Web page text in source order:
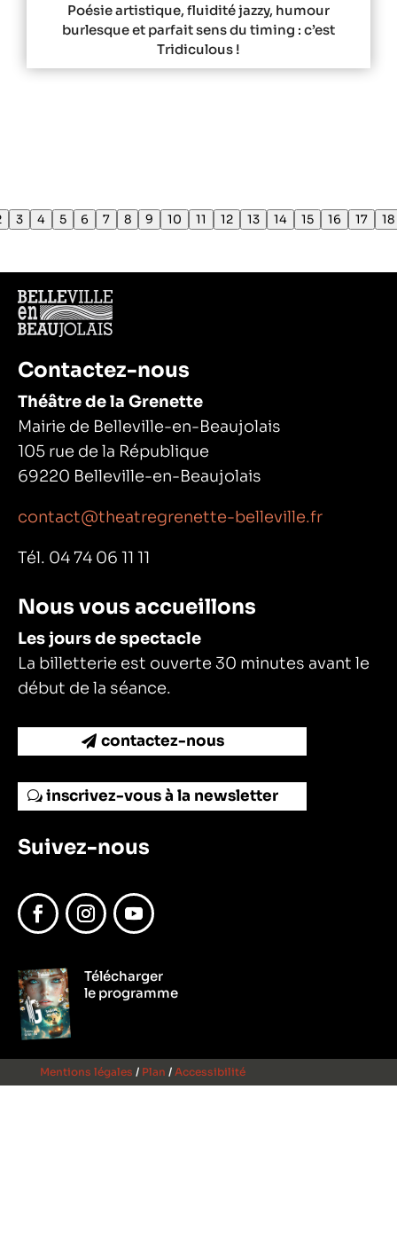
Poésie artistique, fluidité jazzy, humour
burlesque et parfait sens du timing : c’est
Tridiculous !
3 4 5 6 7 8 9 10 11 12 13 14 15 16 17 18
Contactez-nous
Théâtre de la Grenette
Mairie de Belleville-en-Beaujolais
105 rue de la République
69220 Belleville-en-Beaujolais
contact@theatregrenette-belleville.fr
Tél. 04 74 06 11 11
Nous vous accueillons
Les jours de spectacle
La billetterie est ouverte 30 minutes avant le
début de la séance.
contactez-nous
inscrivez-vous à la newsletter
Suivez-nous
FacebookInstagramYouTube
Télécharger
le programme
Mentions légales / Plan / Accessibilité